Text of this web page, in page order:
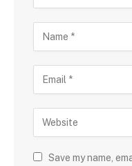
Save my name,